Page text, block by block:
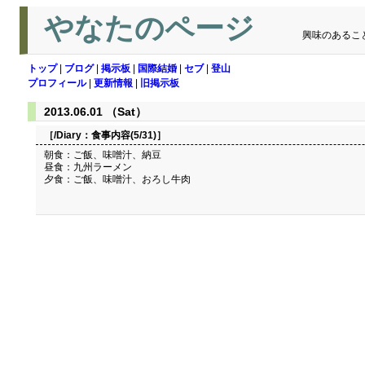
やなたのページ 興味のあるこ
トップ| ブログ| 掲示板 国際結婚 セブ| 登山
プロフィール| 更新情報 旧掲示板
2013.06.01 （Sat）
［/Diary： 食事内容(5/31)］
朝食：ご飯、味噌汁、納豆
昼食：九州ラーメン
夕食：ご飯、味噌汁、おろし牛肉